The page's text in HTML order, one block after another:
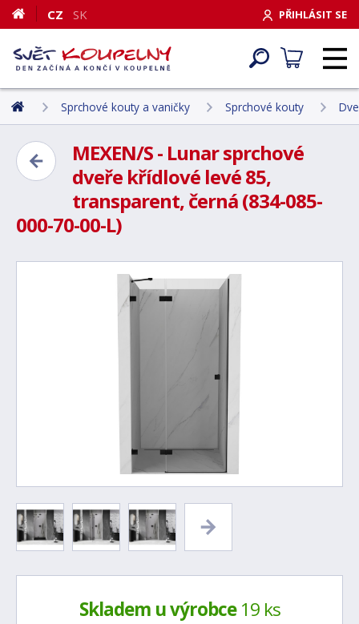
PŘIHLÁSIT SE
CZ SK
Sprchové kouty a vaničky Sprchové kouty
MEXEN/S - Lunar sprchové
dveře křídlové levé 85,
transparent, černá (834-085-
000-70-00-L)
Skladem u výrobce19 ks